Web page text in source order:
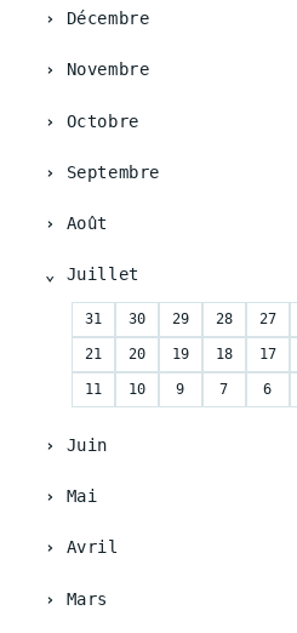
Décembre
Novembre
Octobre
Septembre
Août
Juillet
31 30 29 28 27
21 20 19 18 17
11 10 9 7 6
Juin
Mai
Avril
Mars